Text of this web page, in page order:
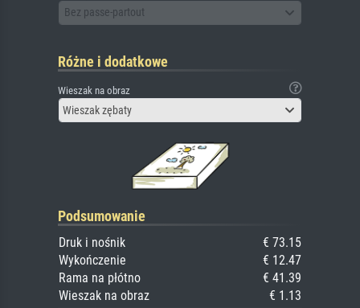
Bez passe-partout
Różne i dodatkowe
Wieszak na obraz
Wieszak zębaty
Podsumowanie
Druk i nośnik
€ 73.15
Wykończenie
€ 12.47
Rama na płótno
€ 41.39
Wieszak na obraz
€ 1.13